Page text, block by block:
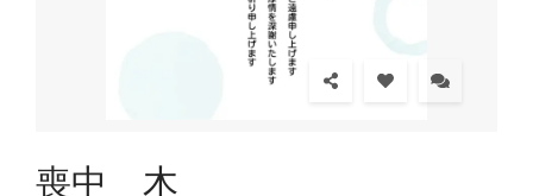
喪中 木